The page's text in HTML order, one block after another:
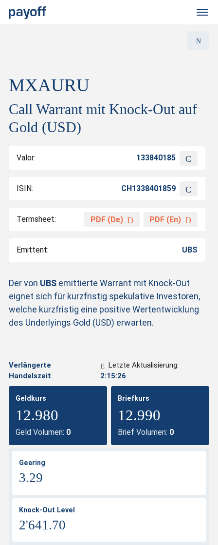
MXAURU
Call Warrant mit Knock-Out auf
Gold (USD)
Valor: 133840185
ISIN: CH1338401859
Termsheet: PDF (De) PDF (En)
Emittent: UBS
Der von UBSemittierte Warrant mit Knock-Out
eignet sich für kurzfristig spekulative Investoren,
welche kurzfristig eine positive Wertentwicklung
des Underlyings Gold (USD) erwarten.
Verlängerte
Handelszeit
Letzte Aktualisierung:
2:15:26
Geldkurs
12.980
Geld Volumen: 0
Briefkurs
12.990
Brief Volumen: 0
Gearing
3.29
Knock-Out Level
2'641.70